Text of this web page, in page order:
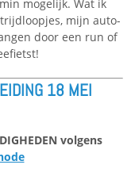
mogelijk. Wat ik
mijn auto-
door een run of
18 MEI
volgens